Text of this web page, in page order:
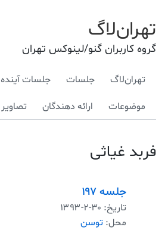
تهران‌لاگ
گروه کاربران گنو/لینوکس تهران
تهران‌لاگ جلسات جلسات آینده
موضوعات ارائه دهندگان تصاویر
فربد غیاثی
جلسه ۱۹۷
تاریخ: ۱۳۹۳-۲-۳۰
محل: توسن